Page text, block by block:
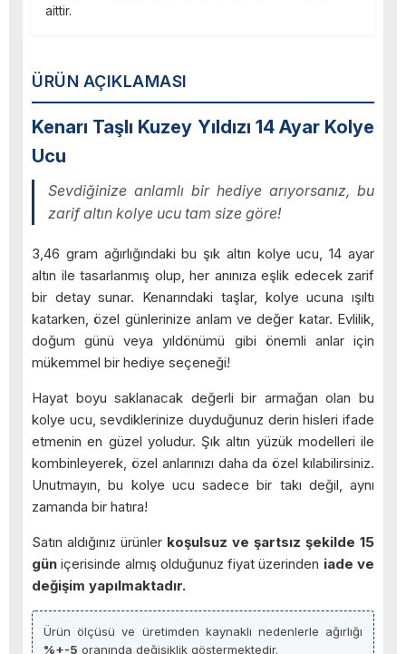
ÜRÜN AÇIKLAMASI
Kenarı Taşlı Kuzey Yıldızı 14 Ayar Kolye
Ucu
Sevdiğinize anlamlı bir hediye arıyorsanız, bu
zarif altın kolye ucu tam size göre!
3,46 gram ağırlığındaki bu şık altın kolye ucu, 14 ayar
altın ile tasarlanmış olup, her anınıza eşlik edecek zarif
bir detay sunar. Kenarındaki taşlar, kolye ucuna ışıltı
katarken, özel günlerinize anlam ve değer katar. Evlilik,
doğum günü veya yıldönümü gibi önemli anlar için
mükemmel bir hediye seçeneği!
Hayat boyu saklanacak değerli bir armağan olan bu
kolye ucu, sevdiklerinize duyduğunuz derin hisleri ifade
etmenin en güzel yoludur. Şık altın yüzük modelleri ile
kombinleyerek, özel anlarınızı daha da özel kılabilirsiniz.
Unutmayın, bu kolye ucu sadece bir takı değil, aynı
zamanda bir hatıra!
Satın aldığınız ürünler koşulsuz ve şartsız şekilde 15
gün içerisinde almış olduğunuz fiyat üzerinden iade ve
değişim yapılmaktadır.
Ürün ölçüsü ve üretimden kaynaklı nedenlerle ağırlığı
%+-5 oranında değişiklik göstermektedir.
aittir.